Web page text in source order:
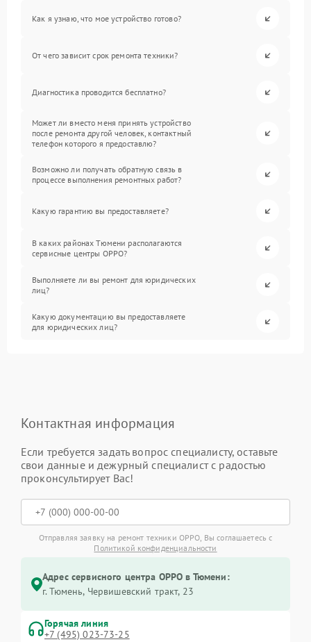
Как я узнаю, что мое устройство готово?
От чего зависит срок ремонта техники?
Диагностика проводится бесплатно?
Может ли вместо меня принять устройство
после ремонта другой человек, контактный
телефон которого я предоставлю?
Возможно ли получать обратную связь в
процессе выполнения ремонтных работ?
Какую гарантию вы предоставляете?
В каких районах Тюмени располагаются
сервисные центры OPPO?
Выполняете ли вы ремонт для юридических
лиц?
Какую документацию вы предоставляете
для юридических лиц?
Контактная информация
Если требуется задать вопрос специалисту, оставьте
свои данные и дежурный специалист с радостью
проконсультирует Вас!
Отправляя заявку на ремонт техники OPPO, Вы соглашаетесь с
Политикой конфиденциальности
Адрес сервисного центра OPPO в Тюмени:
г. Тюмень, ​Червишевский тракт, 23
Горячая линия
+7 (495) 023-73-25